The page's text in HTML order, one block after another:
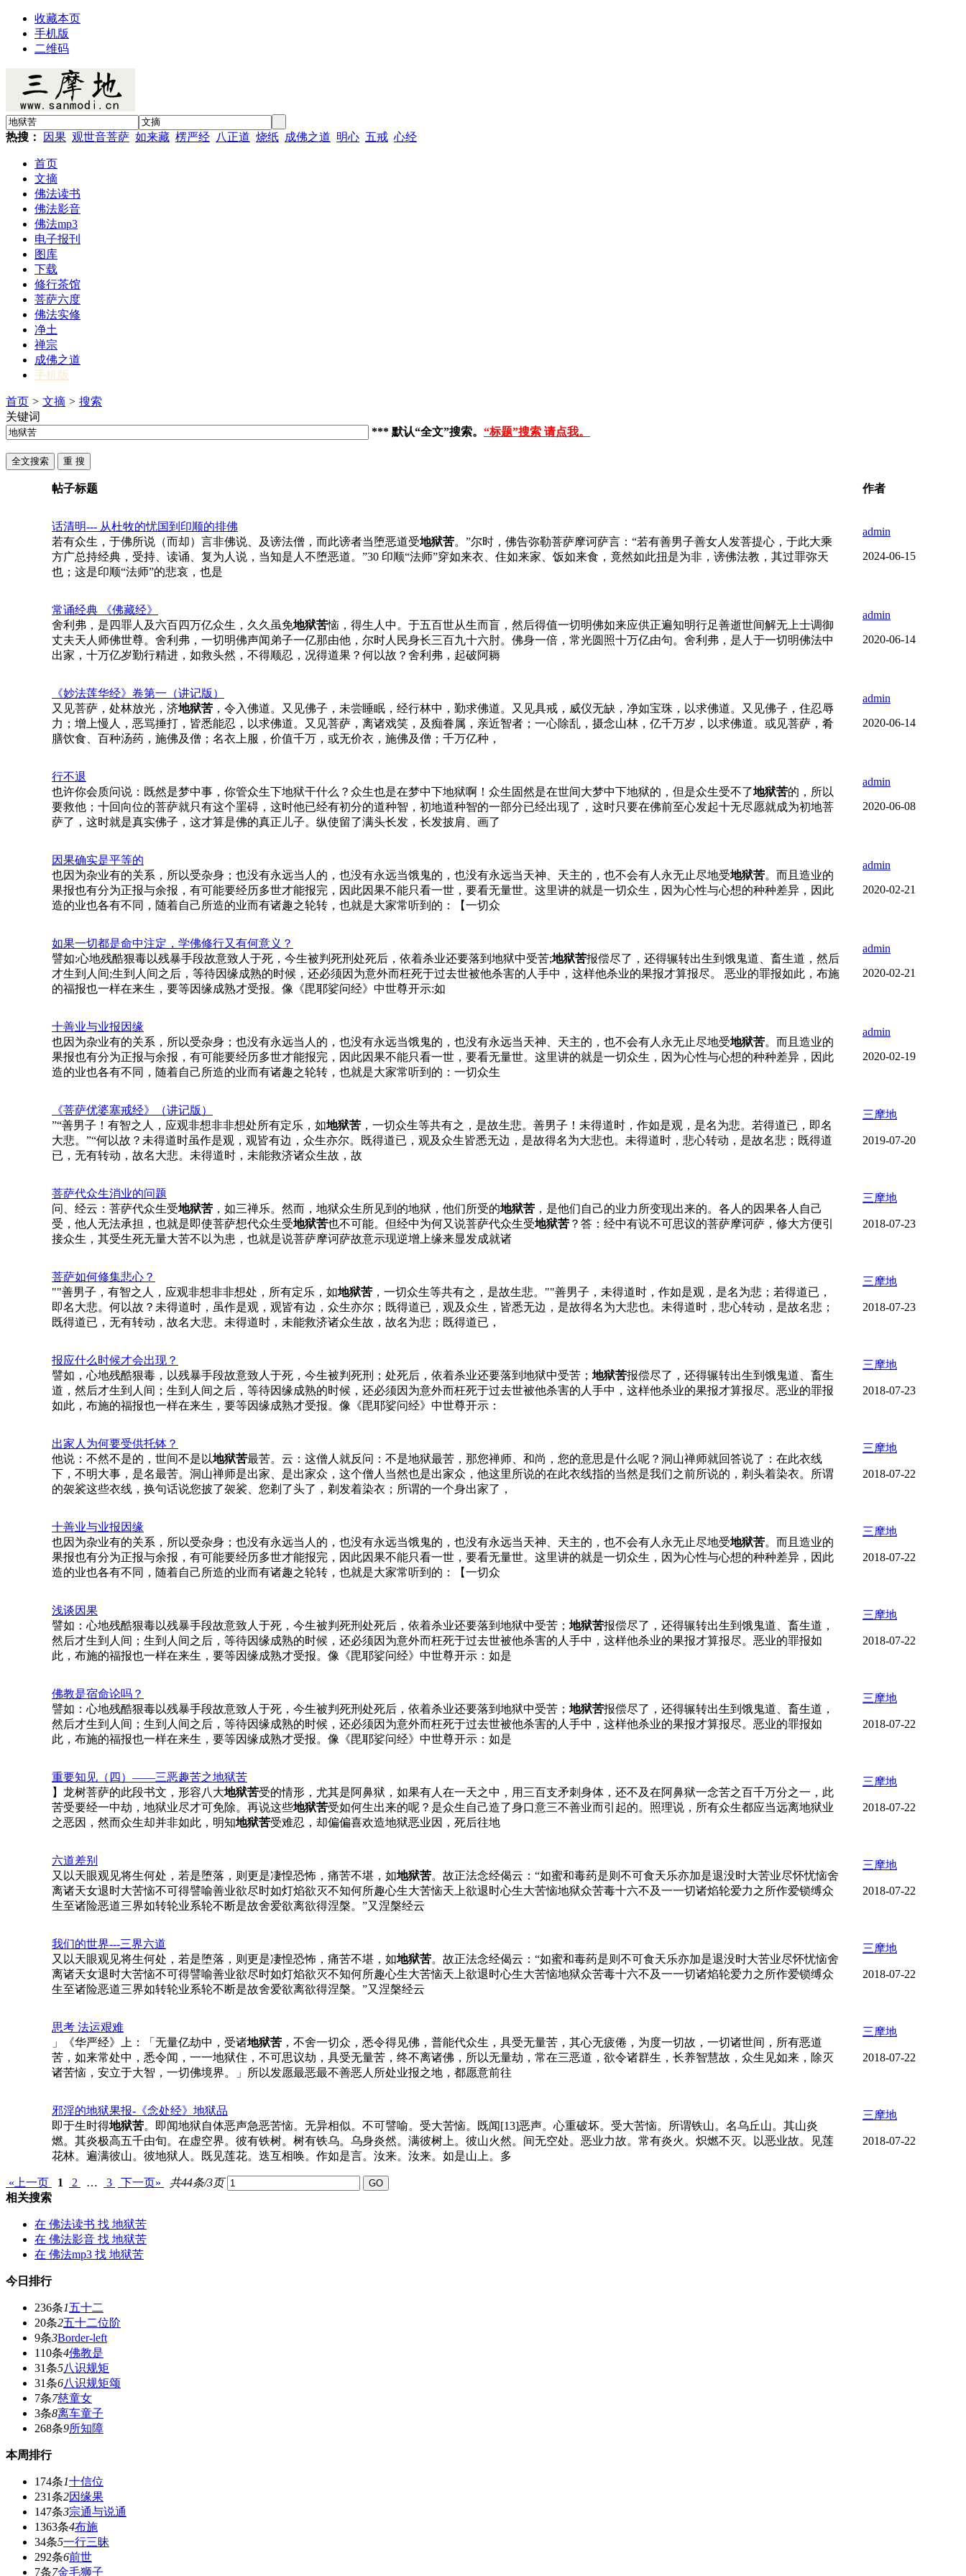
收藏本页
手机版
二维码
热搜： 因果 观世音菩萨 如来藏 楞严经 八正道 烧纸 成佛之道 明心 五戒 心经
首页
文摘
佛法读书
佛法影音
佛法mp3
电子报刊
图库
下载
修行茶馆
菩萨六度
佛法实修
净土
禅宗
成佛之道
手机版
首页 > 文摘 > 搜索
关键词
*** 默认“全文”搜索。 “标题”搜索 请点我。
帖子标题 作者
话清明--- 从杜牧的忧国到印顺的排佛
若有众生，于佛所说（而却）言非佛说、及谤法僧，而此谤者当堕恶道受地狱苦。”尔时，佛告弥勒菩萨摩诃萨言：“若有善男子善女人发菩提心，于此大乘
方广总持经典，受持、读诵、复为人说，当知是人不堕恶道。”30 印顺“法师”穿如来衣、住如来家、饭如来食，竟然如此扭是为非，谤佛法教，其过罪弥天
也；这是印顺“法师”的悲哀，也是
admin
2024-06-15
常诵经典 《佛藏经》
舍利弗，是四罪人及六百四万亿众生，久久虽免地狱苦恼，得生人中。于五百世从生而盲，然后得值一切明佛如来应供正遍知明行足善逝世间解无上士调御
丈夫天人师佛世尊。舍利弗，一切明佛声闻弟子一亿那由他，尔时人民身长三百九十六肘。佛身一倍，常光圆照十万亿由句。舍利弗，是人于一切明佛法中
出家，十万亿岁勤行精进，如救头然，不得顺忍，况得道果？何以故？舍利弗，起破阿耨
admin
2020-06-14
《妙法莲华经》卷第一（讲记版）
又见菩萨，处林放光，济地狱苦 ，令入佛道。又见佛子，未尝睡眠，经行林中，勤求佛道。又见具戒，威仪无缺，净如宝珠，以求佛道。又见佛子，住忍辱
力；增上慢人，恶骂捶打，皆悉能忍，以求佛道。又见菩萨，离诸戏笑，及痴眷属，亲近智者；一心除乱，摄念山林，亿千万岁，以求佛道。或见菩萨，肴
膳饮食、百种汤药，施佛及僧；名衣上服，价值千万，或无价衣，施佛及僧；千万亿种，
admin
2020-06-14
行不退
也许你会质问说：既然是梦中事，你管众生下地狱干什么？众生也是在梦中下地狱啊！众生固然是在世间大梦中下地狱的，但是众生受不了地狱苦的，所以
要救他；十回向位的菩萨就只有这个罣碍，这时他已经有初分的道种智，初地道种智的一部分已经出现了，这时只要在佛前至心发起十无尽愿就成为初地菩
萨了，这时就是真实佛子，这才算是佛的真正儿子。纵使留了满头长发，长发披肩、画了
admin
2020-06-08
因果确实是平等的
也因为杂业有的关系，所以受杂身；也没有永远当人的，也没有永远当饿鬼的，也没有永远当天神、天主的，也不会有人永无止尽地受地狱苦。而且造业的
果报也有分为正报与余报，有可能要经历多世才能报完，因此因果不能只看一世，要看无量世。这里讲的就是一切众生，因为心性与心想的种种差异，因此
造的业也各有不同，随着自己所造的业而有诸趣之轮转，也就是大家常听到的：【一切众
admin
2020-02-21
如果一切都是命中注定，学佛修行又有何意义？
譬如:心地残酷狠毒以残暴手段故意致人于死，今生被判死刑处死后，依着杀业还要落到地狱中受苦;地狱苦报偿尽了，还得辗转出生到饿鬼道、畜生道，然后
才生到人间;生到人间之后，等待因缘成熟的时候，还必须因为意外而枉死于过去世被他杀害的人手中，这样他杀业的果报才算报尽。 恶业的罪报如此，布施
的福报也一样在来生，要等因缘成熟才受报。像《毘耶娑问经》中世尊开示:如
admin
2020-02-21
十善业与业报因缘
也因为杂业有的关系，所以受杂身；也没有永远当人的，也没有永远当饿鬼的，也没有永远当天神、天主的，也不会有人永无止尽地受地狱苦。而且造业的
果报也有分为正报与余报，有可能要经历多世才能报完，因此因果不能只看一世，要看无量世。这里讲的就是一切众生，因为心性与心想的种种差异，因此
造的业也各有不同，随着自己所造的业而有诸趣之轮转，也就是大家常听到的：一切众生
admin
2020-02-19
《菩萨优婆塞戒经》（讲记版）
”“善男子！有智之人，应观非想非非想处所有定乐，如地狱苦 ，一切众生等共有之，是故生悲。善男子！未得道时，作如是观，是名为悲。若得道已，即名
大悲。”“何以故？未得道时虽作是观，观皆有边，众生亦尔。既得道已，观及众生皆悉无边，是故得名为大悲也。未得道时，悲心转动，是故名悲；既得道
已，无有转动，故名大悲。未得道时，未能救济诸众生故，故
三摩地
2019-07-20
菩萨代众生消业的问题
问、经云：菩萨代众生受地狱苦 ，如三禅乐。然而，地狱众生所见到的地狱，他们所受的地狱苦 ，是他们自己的业力所变现出来的。各人的因果各人自己
受，他人无法承担，也就是即使菩萨想代众生受地狱苦也不可能。但经中为何又说菩萨代众生受地狱苦 ？答：经中有说不可思议的菩萨摩诃萨，修大方便引
接众生，其受生死无量大苦不以为患，也就是说菩萨摩诃萨故意示现逆增上缘来显发成就诸
三摩地
2018-07-23
菩萨如何修集悲心？
""善男子，有智之人，应观非想非非想处，所有定乐，如地狱苦 ，一切众生等共有之，是故生悲。""善男子，未得道时，作如是观，是名为悲；若得道已，
即名大悲。何以故？未得道时，虽作是观，观皆有边，众生亦尔；既得道已，观及众生，皆悉无边，是故得名为大悲也。未得道时，悲心转动，是故名悲；
既得道已，无有转动，故名大悲。未得道时，未能救济诸众生故，故名为悲；既得道已，
三摩地
2018-07-23
报应什么时候才会出现？
譬如，心地残酷狠毒，以残暴手段故意致人于死，今生被判死刑；处死后，依着杀业还要落到地狱中受苦； 地狱苦报偿尽了，还得辗转出生到饿鬼道、畜生
道，然后才生到人间；生到人间之后，等待因缘成熟的时候，还必须因为意外而枉死于过去世被他杀害的人手中，这样他杀业的果报才算报尽。恶业的罪报
如此，布施的福报也一样在来生，要等因缘成熟才受报。像《毘耶娑问经》中世尊开示：
三摩地
2018-07-23
出家人为何要受供托钵？
他说：不然不是的，世间不是以地狱苦最苦。云：这僧人就反问：不是地狱最苦，那您禅师、和尚，您的意思是什么呢？洞山禅师就回答说了：在此衣线
下，不明大事，是名最苦。洞山禅师是出家、是出家众，这个僧人当然也是出家众，他这里所说的在此衣线指的当然是我们之前所说的，剃头着染衣。所谓
的袈裟这些衣线，换句话说您披了袈裟、您剃了头了，剃发着染衣；所谓的一个身出家了，
三摩地
2018-07-22
十善业与业报因缘
也因为杂业有的关系，所以受杂身；也没有永远当人的，也没有永远当饿鬼的，也没有永远当天神、天主的，也不会有人永无止尽地受地狱苦。而且造业的
果报也有分为正报与余报，有可能要经历多世才能报完，因此因果不能只看一世，要看无量世。这里讲的就是一切众生，因为心性与心想的种种差异，因此
造的业也各有不同，随着自己所造的业而有诸趣之轮转，也就是大家常听到的：【一切众
三摩地
2018-07-22
浅谈因果
譬如：心地残酷狠毒以残暴手段故意致人于死，今生被判死刑处死后，依着杀业还要落到地狱中受苦； 地狱苦报偿尽了，还得辗转出生到饿鬼道、畜生道，
然后才生到人间；生到人间之后，等待因缘成熟的时候，还必须因为意外而枉死于过去世被他杀害的人手中，这样他杀业的果报才算报尽。恶业的罪报如
此，布施的福报也一样在来生，要等因缘成熟才受报。像《毘耶娑问经》中世尊开示：如是
三摩地
2018-07-22
佛教是宿命论吗？
譬如：心地残酷狠毒以残暴手段故意致人于死，今生被判死刑处死后，依着杀业还要落到地狱中受苦； 地狱苦报偿尽了，还得辗转出生到饿鬼道、畜生道，
然后才生到人间；生到人间之后，等待因缘成熟的时候，还必须因为意外而枉死于过去世被他杀害的人手中，这样他杀业的果报才算报尽。恶业的罪报如
此，布施的福报也一样在来生，要等因缘成熟才受报。像《毘耶娑问经》中世尊开示：如是
三摩地
2018-07-22
重要知见（四）——三恶趣苦之地狱苦
】龙树菩萨的此段书文，形容八大地狱苦受的情形，尤其是阿鼻狱，如果有人在一天之中，用三百支矛刺身体，还不及在阿鼻狱一念苦之百千万分之一，此
苦受要经一中劫，地狱业尽才可免除。再说这些地狱苦受如何生出来的呢？是众生自己造了身口意三不善业而引起的。照理说，所有众生都应当远离地狱业
之恶因，然而众生却并非如此，明知地狱苦受难忍，却偏偏喜欢造地狱恶业因，死后往地
三摩地
2018-07-22
六道差别
又以天眼观见将生何处，若是堕落，则更是凄惶恐怖，痛苦不堪，如地狱苦。故正法念经偈云：“如蜜和毒药是则不可食天乐亦加是退没时大苦业尽怀忧恼舍
离诸天女退时大苦恼不可得譬喻善业欲尽时如灯焰欲灭不知何所趣心生大苦恼天上欲退时心生大苦恼地狱众苦毒十六不及一一切诸焰轮爱力之所作爱锁缚众
生至诸险恶道三界如转轮业系轮不断是故舍爱欲离欲得涅槃。”又涅槃经云
三摩地
2018-07-22
我们的世界---三界六道
又以天眼观见将生何处，若是堕落，则更是凄惶恐怖，痛苦不堪，如地狱苦。故正法念经偈云：“如蜜和毒药是则不可食天乐亦加是退没时大苦业尽怀忧恼舍
离诸天女退时大苦恼不可得譬喻善业欲尽时如灯焰欲灭不知何所趣心生大苦恼天上欲退时心生大苦恼地狱众苦毒十六不及一一切诸焰轮爱力之所作爱锁缚众
生至诸险恶道三界如转轮业系轮不断是故舍爱欲离欲得涅槃。”又涅槃经云
三摩地
2018-07-22
思考 法运艰难
」《华严经》上：「无量亿劫中，受诸地狱苦 ，不舍一切众，悉令得见佛，普能代众生，具受无量苦，其心无疲倦，为度一切故，一切诸世间，所有恶道
苦，如来常处中，悉令闻，一一地狱住，不可思议劫，具受无量苦，终不离诸佛，所以无量劫，常在三恶道，欲令诸群生，长养智慧故，众生见如来，除灭
诸苦恼，安立于大智，一切佛境界。」所以发愿最恶最不善恶人所处业报之地，都愿意前往
三摩地
2018-07-22
邪淫的地狱果报-《念处经》地狱品
即于生时得地狱苦。即闻地狱自体恶声急恶苦恼。无异相似。不可譬喻。受大苦恼。既闻[13]恶声。心重破坏。受大苦恼。所谓铁山。名乌丘山。其山炎
燃。其炎极高五千由旬。在虚空界。彼有铁树。树有铁乌。乌身炎然。满彼树上。彼山火然。间无空处。恶业力故。常有炎火。炽燃不灭。以恶业故。见莲
花林。遍满彼山。彼地狱人。既见莲花。迭互相唤。作如是言。汝来。汝来。如是山上。多
三摩地
2018-07-22
«上一页 1 2 … 3 下一页»
共44条/3页
相关搜索
在 佛法读书 找 地狱苦
在 佛法影音 找 地狱苦
在 佛法mp3 找 地狱苦
今日排行
236条1五十二
20条2五十二位阶
9条3Border-left
110条4佛教是
31条5八识规矩
31条6八识规矩颂
7条7慈童女
3条8离车童子
268条9所知障
本周排行
174条1十信位
231条2因缘果
147条3宗通与说通
1363条4布施
34条5一行三昧
292条6前世
7条7金毛狮子